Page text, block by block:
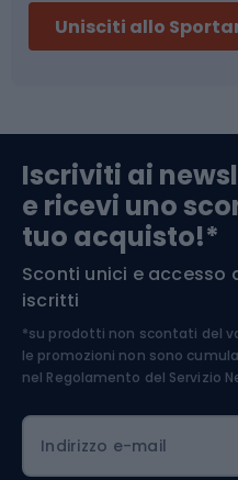
Abbigliamento da
Componenti per
Arrampicata
Medicina dello sport
Abbigliamento
Unisciti allo
Iscriviti ai
e ricevi uno
tuo acquisto!*
Sconti unici e accesso
iscritti
*su prodotti non scontati del
le promozioni non sono
nel Regolamento del Servizio
Indirizzo e-mail